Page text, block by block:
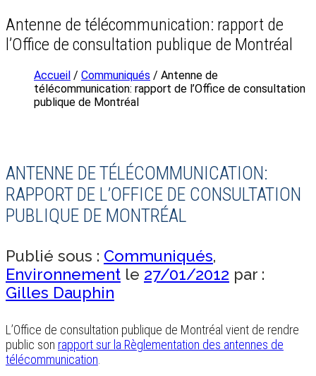
Antenne de télécommunication: rapport de
l’Office de consultation publique de Montréal
Accueil / Communiqués / Antenne de
télécommunication: rapport de l’Office de consultation
publique de Montréal
ANTENNE DE TÉLÉCOMMUNICATION:
RAPPORT DE L’OFFICE DE CONSULTATION
PUBLIQUE DE MONTRÉAL
Publié sous : Communiqués,
Environnement le 27/01/2012 par :
Gilles Dauphin
L’Office de consultation publique de Montréal vient de rendre
public son rapport sur la Règlementation des antennes de
télécommunication.